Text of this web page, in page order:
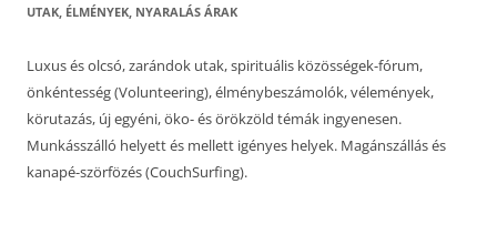
UTAK, ÉLMÉNYEK, NYARALÁS ÁRAK
Luxus és olcsó, zarándok utak, spirituális közösségek-fórum,
önkéntesség (Volunteering), élménybeszámolók, vélemények,
körutazás, új egyéni, öko- és örökzöld témák ingyenesen.
Munkásszálló helyett és mellett igényes helyek. Magánszállás és
kanapé-szörfözés (CouchSurfing).